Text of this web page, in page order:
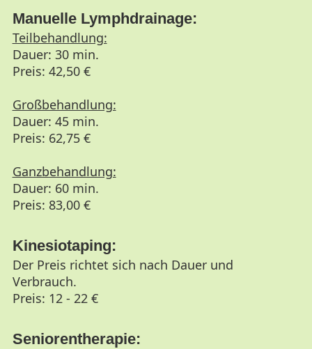
Manuelle Lymphdrainage:
Teilbehandlung:
Dauer: 30 min.
Preis: 42,50 €
Großbehandlung:
Dauer: 45 min.
Preis: 62,75 €
Ganzbehandlung:
Dauer: 60 min.
Preis: 83,00 €
Kinesiotaping:
Der Preis richtet sich nach Dauer und
Verbrauch.
Preis: 12 - 22 €
Seniorentherapie: